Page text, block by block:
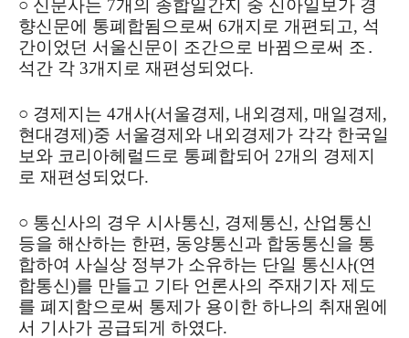
○ 신문사는 7개의 종합일간지 중 신아일보가 경
향신문에 통폐합됨으로써 6개지로 개편되고, 석
간이었던 서울신문이 조간으로 바뀜으로써 조․
석간 각 3개지로 재편성되었다.
○ 경제지는 4개사(서울경제, 내외경제, 매일경제,
현대경제)중 서울경제와 내외경제가 각각 한국일
보와 코리아헤럴드로 통폐합되어 2개의 경제지
로 재편성되었다.
○ 통신사의 경우 시사통신, 경제통신, 산업통신
등을 해산하는 한편, 동양통신과 합동통신을 통
합하여 사실상 정부가 소유하는 단일 통신사(연
합통신)를 만들고 기타 언론사의 주재기자 제도
를 폐지함으로써 통제가 용이한 하나의 취재원에
서 기사가 공급되게 하였다.